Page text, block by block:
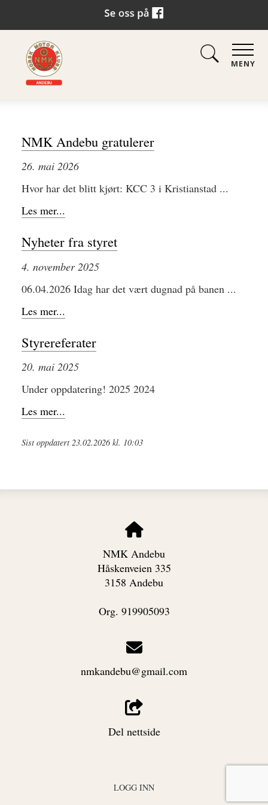
MENY
NMK Andebu gratulerer
26. mai 2026
Hvor har det blitt kjørt: KCC 3 i Kristianstad ...
Les mer...
Nyheter fra styret
4. november 2025
06.04.2026 Idag har det vært dugnad på banen ...
Les mer...
Styrereferater
20. mai 2025
Under oppdatering! 2025 2024
Les mer...
Sist oppdatert 23.02.2026 kl. 10:03
NMK Andebu
Håskenveien 335
3158 Andebu
Org. 919905093
nmkandebu@gmail.com
Del nettside
LOGG INN